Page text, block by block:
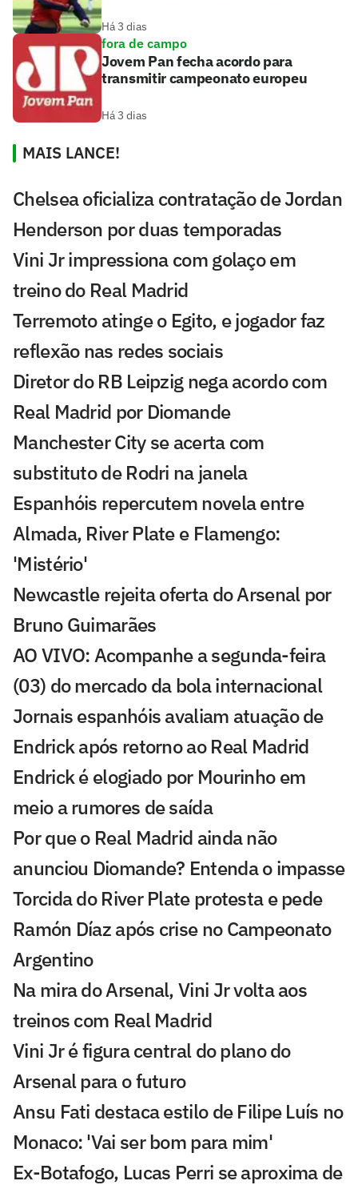
Há 3 dias
fora de campo
Jovem Pan fecha acordo para
transmitir campeonato europeu
Há 3 dias
MAIS LANCE!
Chelsea oficializa contratação de Jordan
Henderson por duas temporadas
Vini Jr impressiona com golaço em
treino do Real Madrid
Terremoto atinge o Egito, e jogador faz
reflexão nas redes sociais
Diretor do RB Leipzig nega acordo com
Real Madrid por Diomande
Manchester City se acerta com
substituto de Rodri na janela
Espanhóis repercutem novela entre
Almada, River Plate e Flamengo:
'Mistério'
Newcastle rejeita oferta do Arsenal por
Bruno Guimarães
AO VIVO: Acompanhe a segunda-feira
(03) do mercado da bola internacional
Jornais espanhóis avaliam atuação de
Endrick após retorno ao Real Madrid
Endrick é elogiado por Mourinho em
meio a rumores de saída
Por que o Real Madrid ainda não
anunciou Diomande? Entenda o impasse
Torcida do River Plate protesta e pede
Ramón Díaz após crise no Campeonato
Argentino
Na mira do Arsenal, Vini Jr volta aos
treinos com Real Madrid
Vini Jr é figura central do plano do
Arsenal para o futuro
Ansu Fati destaca estilo de Filipe Luís no
Monaco: 'Vai ser bom para mim'
Ex-Botafogo, Lucas Perri se aproxima de